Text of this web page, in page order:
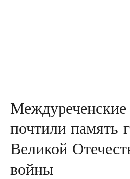
почтили память
Великой
войны